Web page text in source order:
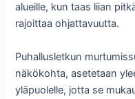
alueille, kun taas liian
rajoittaa ohjattavuutta.
Puhallusletkun
näkökohta, asetetaan
yläpuolelle, jotta se